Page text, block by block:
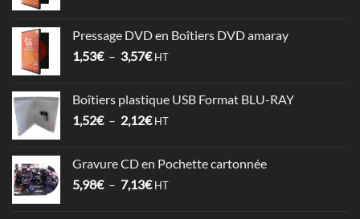
6,78€
à
Pressage DVD en Boîtiers DVD amaray
1,53€ – 3,57€Plage
1,53€
à
HT
Boîtiers plastique USB Format BLU-RAY
1,52€ – 2,12€Plage
1,52€
à
HT
Gravure CD en Pochette cartonnée
5,98€ – 7,13€Plage
HT